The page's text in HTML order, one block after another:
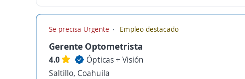
Se precisa Urgente Empleo destacado
Gerente Optometrista
4.0
Ópticas + Visión
Saltillo, Coahuila